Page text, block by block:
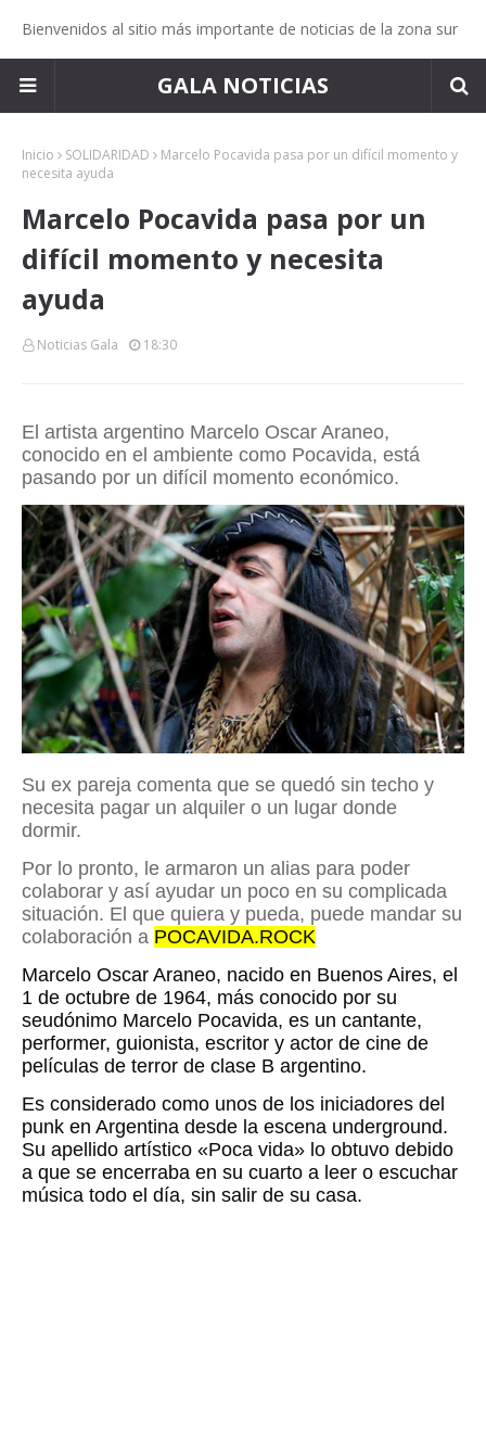
Bienvenidos al sitio más importante de noticias de la zona sur
GALA NOTICIAS
Inicio SOLIDARIDAD
Marcelo Pocavida pasa por un difícil momento y
necesita ayuda
Marcelo Pocavida pasa por un
difícil momento y necesita
ayuda
Noticias Gala 18:30
El artista argentino Marcelo Oscar Araneo,
conocido en el ambiente como Pocavida, está
pasando por un difícil momento económico.
Su ex pareja comenta que se quedó sin techo y
necesita pagar un alquiler o un lugar donde
dormir.
Por lo pronto, le armaron un alias para poder
colaborar y así ayudar un poco en su complicada
situación. El que quiera y pueda, puede mandar su
colaboración a POCAVIDA.ROCK
Marcelo Oscar Araneo, nacido en Buenos Aires, el
1 de octubre de 1964, más conocido por su
seudónimo Marcelo Pocavida, es un cantante,
performer, guionista, escritor y actor de cine de
películas de terror de clase B argentino.
Es considerado como unos de los iniciadores del
punk en Argentina desde la escena underground.
Su apellido artístico «Poca vida» lo obtuvo debido
a que se encerraba en su cuarto a leer o escuchar
música todo el día, sin salir de su casa.